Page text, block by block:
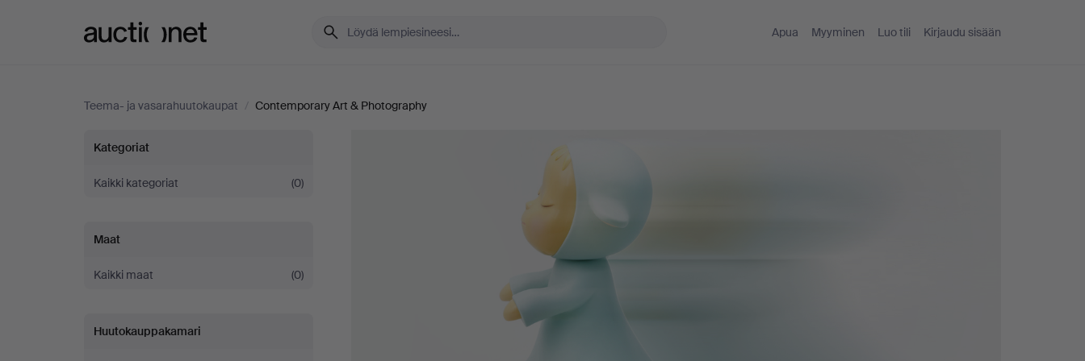
Apua Myyminen Luo tili Kirjaudu sisään
Teema- ja vasarahuutokaupat / Contemporary Art & Photography
Contemporary
Art
Photography
Kategoriat
Kaikki kategoriat (0)
Maat
Kaikki maat (0)
Huutokauppakamari